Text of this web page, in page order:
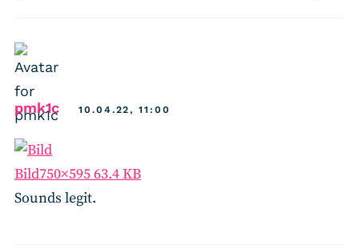
pmk1csays:10.04.22, 11:00
Bild750×595 63.4 KB
Sounds legit.